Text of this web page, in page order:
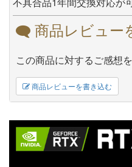
商品レビュー
この商品に対するご感想
商品レビューを書き込む